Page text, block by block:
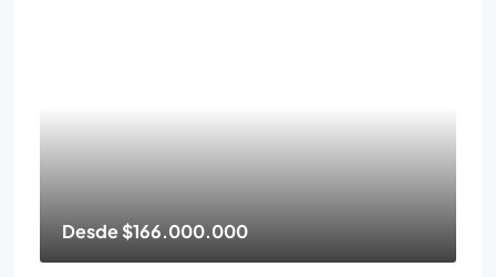
Desde$166.000.000